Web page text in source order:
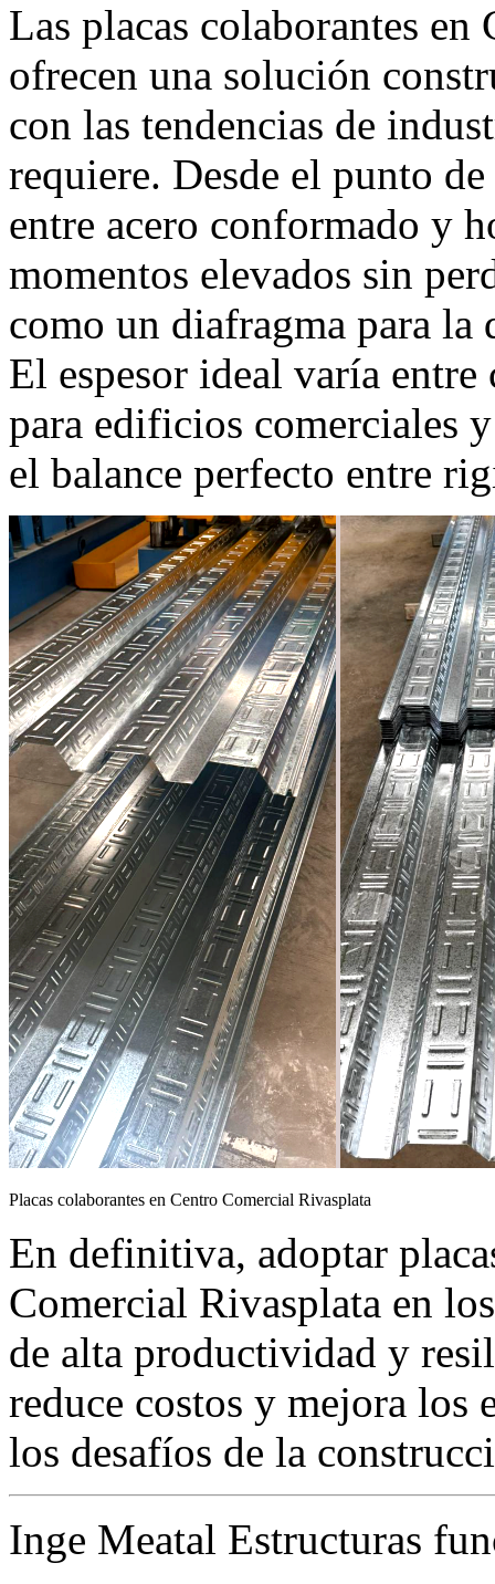
Las placas colaborantes
ofrecen una solución
con las tendencias de
requiere. Desde el punto
entre acero conformado y
momentos elevados sin
como un diafragma para la
El espesor ideal varía
para edificios comerciales
el balance perfecto entre
Placas colaborantes en Centro Comercial Rivasplata
En definitiva, adoptar
Comercial Rivasplata en
de alta productividad y
reduce costos y mejora los
los desafíos de la
Inge Meatal Estructuras